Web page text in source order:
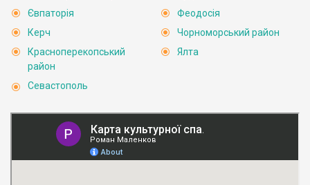
Євпаторія
Керч
Красноперекопський
район
Севастополь
Феодосія
Чорноморський район
Ялта